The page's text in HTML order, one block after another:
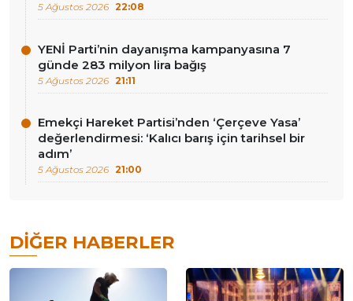
5 Ağustos 2026 22:08
YENİ Parti’nin dayanışma kampanyasına 7
günde 283 milyon lira bağış
5 Ağustos 2026 21:11
Emekçi Hareket Partisi’nden ‘Çerçeve Yasa’
değerlendirmesi: ‘Kalıcı barış için tarihsel bir
adım’
5 Ağustos 2026 21:00
DIĞER HABERLER